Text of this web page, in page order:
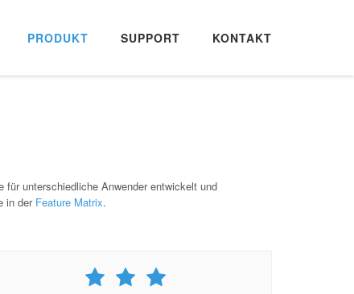
PRODUKT SUPPORT KONTAKT
unterschiedliche Anwender entwickelt und
in der Feature Matrix.